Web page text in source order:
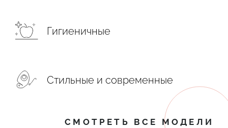
Гигиеничные
Стильные и современные
СМОТРЕТЬ ВСЕ МОДЕЛИ